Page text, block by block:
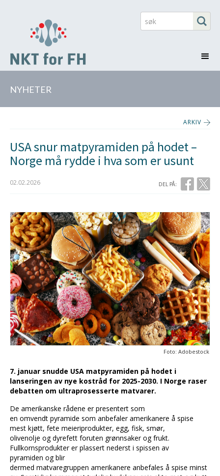
NYHETER
ARKIV
USA snur matpyramiden på hodet –
Norge må rydde i hva som er usunt
02.02.2026 DEL PÅ:
Foto: Adobestock
7. januar snudde USA matpyramiden på hodet i
lanseringen av nye kostråd for 2025-2030. I Norge raser
debatten om ultraprosesserte matvarer.
De amerikanske rådene er presentert som
en omvendt pyramide som anbefaler amerikanere å spise
mest kjøtt, fete meieriprodukter, egg, fisk, smør,
olivenolje og dyrefett foruten grønnsaker og frukt.
Fullkornsprodukter er plassert nederst i spissen av
pyramiden og blir
dermed matvaregruppen amerikanere anbefales å spise minst